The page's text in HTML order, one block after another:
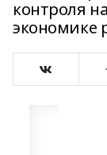
контроля
экономике